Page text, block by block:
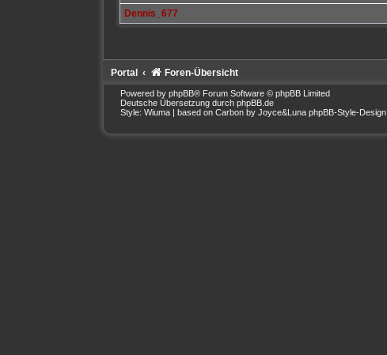
Dennis_677
Portal Foren-Übersicht
Powered by phpBB® Forum Software © phpBB Limited
Deutsche Übersetzung durch phpBB.de
Style: Wiuma | based on Carbon by Joyce&Luna phpBB-Style-Design